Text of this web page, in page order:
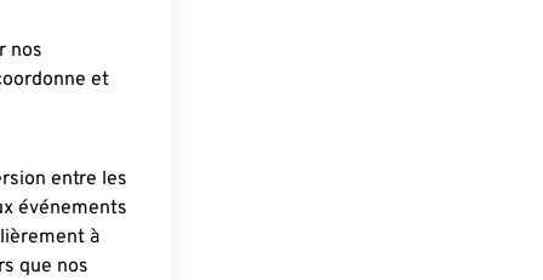
nos
et
entre les
événements
à
que nos